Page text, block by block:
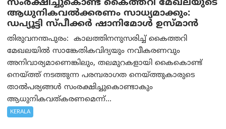
സംരക്ഷിച്ചുകൊണ്ട് കൈത്തറി മേഖലയുടെ
ആധുനികവൽക്കരണം സാധ്യമാക്കും:
ഡപ്യൂട്ടി സ്പീക്കർ ഷാനിമോൾ ഉസ്മാൻ
തിരുവനന്തപുരം: കാലത്തിനനുസരിച്ച് കൈത്തറി
മേഖലയിൽ സാങ്കേതികവിദ്യയും നവീകരണവും
അനിവാര്യമാണെങ്കിലും, തലമുറകളായി കൈകൊണ്ട്
നെയ്ത്ത് നടത്തുന്ന പരമ്പരാഗത നെയ്ത്തുകാരുടെ
താൽപര്യങ്ങൾ സംരക്ഷിച്ചുകൊണ്ടാകും
ആധുനികവത്കരണമെന്ന്...
KERALA